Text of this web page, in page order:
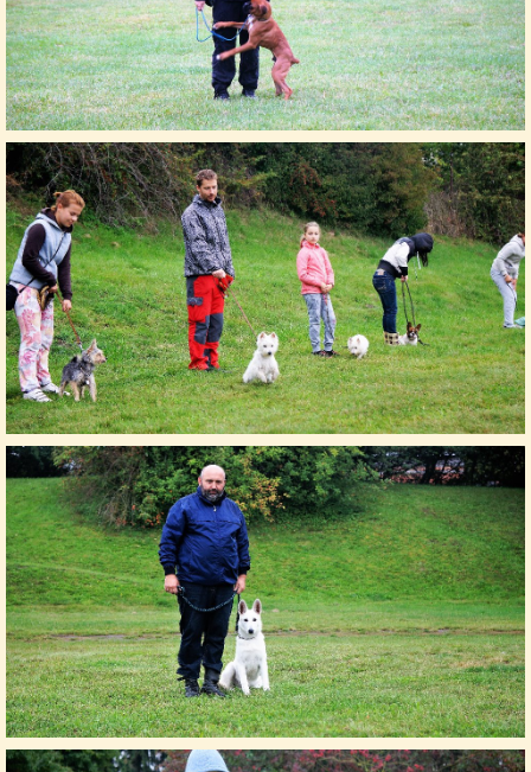
O NÁS - HISTORIE A SOUČASNOST
AVZO TSČ ČR CHRUDIM P.S.
VÝBOR KK
© 2026 eStránky.cz |Tisk|Nahoru ↑